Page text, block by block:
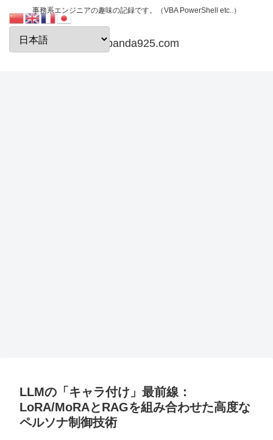
事務系エンジニアの趣味の記録です。（VBA PowerShell etc..）
papanda925.com
LLMの「キャラ付け」最前線：
LoRA/MoRAとRAGを組み合わせた高度な
ペルソナ制御技術